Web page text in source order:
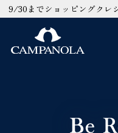
9/30までショッピングクレ